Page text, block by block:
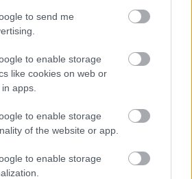
to send me
to enable storage
like cookies on web or
apps.
to enable storage
of the website or app.
to enable storage
dickinson